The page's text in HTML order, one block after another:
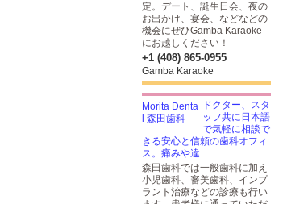
定。デート、誕生日会、夜の
お出かけ、宴会、などなどの
機会にぜひGamba Karaoke
にお越しください！
+1 (408) 865-0955
Gamba Karaoke
ドクター、スタ
ッフ共に日本語
で気軽に相談で
きる安心と信頼の歯科オフィ
ス。痛みや違...
森田歯科では一般歯科に加え
小児歯科、審美歯科、インプ
ラント治療などの診療も行い